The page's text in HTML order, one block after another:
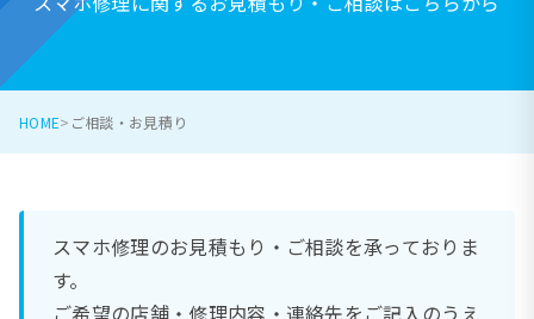
HOME ご相談・お見積り
スマホ修理のお見積もり・ご相談を承っておりま
す。
ご希望の店舗・修理内容・連絡先をご記入のうえ